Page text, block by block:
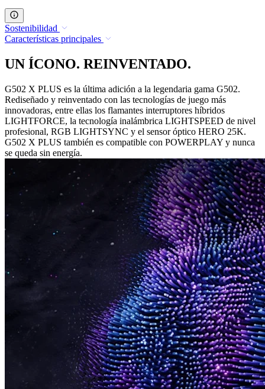
Sostenibilidad
Características principales
UN ÍCONO. REINVENTADO.
G502 X PLUS es la última adición a la legendaria gama G502.
Rediseñado y reinventado con las tecnologías de juego más
innovadoras, entre ellas los flamantes interruptores híbridos
LIGHTFORCE, la tecnología inalámbrica LIGHTSPEED de nivel
profesional, RGB LIGHTSYNC y el sensor óptico HERO 25K.
G502 X PLUS también es compatible con POWERPLAY y nunca
se queda sin energía.